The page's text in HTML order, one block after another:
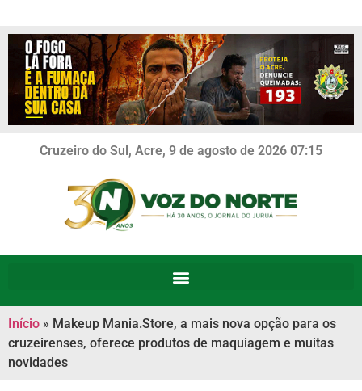
Cruzeiro do Sul, Acre, 9 de agosto de 2026 07:15
Início » Makeup Mania.Store, a mais nova opção para os
cruzeirenses, oferece produtos de maquiagem e muitas
novidades